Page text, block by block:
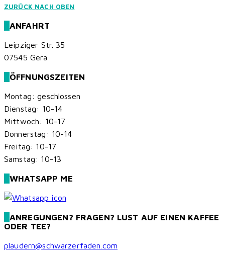
ZURÜCK NACH OBEN
ANFAHRT
Leipziger Str. 35
07545 Gera
ÖFFNUNGSZEITEN
Montag: geschlossen
Dienstag: 10-14
Mittwoch: 10-17
Donnerstag: 10-14
Freitag: 10-17
Samstag: 10-13
WHATSAPP ME
ANREGUNGEN? FRAGEN? LUST AUF EINEN KAFFEE
ODER TEE?
plaudern@schwarzerfaden.com